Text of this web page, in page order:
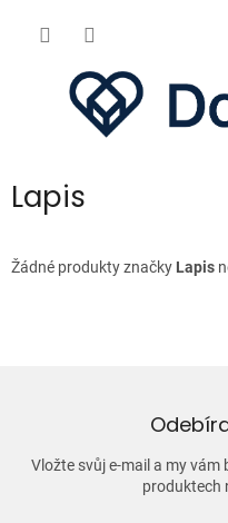
Lapis
Žádné produkty značky Lapis
Vložte svůj e-mail a my
produktech